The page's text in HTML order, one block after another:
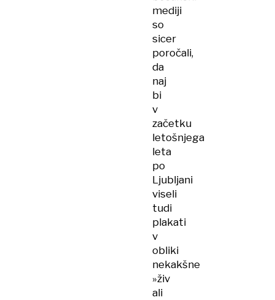
mediji
so
sicer
poročali,
da
naj
bi
v
začetku
letošnjega
leta
po
Ljubljani
viseli
tudi
plakati
v
obliki
nekakšne
»živ
ali